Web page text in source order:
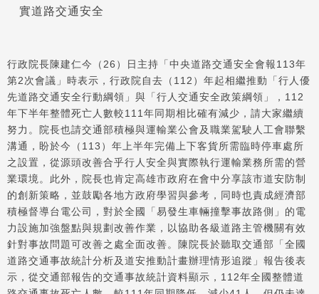
實道路交通安全
行政院長陳建仁今（26）日主持「中央道路交通安全會報113年
第2次會議」時表示，行政院自去（112）年起相繼推動「行人優
先道路交通安全行動綱領」與「行人交通安全政策綱領」，112
年下半年整體死亡人數較111年同期相比確有減少，請大家繼續
努力。院長也請交通部積極與運輸業公會及職業駕駛人工會聯繫
溝通，盼於今（113）年上半年完備上下客貨所需臨時停車處所
之設置，從源頭改善合乎行人安全與實際執行運輸業務所需的營
業環境。此外，院長也肯定高雄市政府在會中分享該市道安防制
的創新策略，並鼓勵各地方政府學習與參考，同時也責成經濟部
積極督導台電公司，對於全國「易發生車輛撞擊事故路側」的電
力設施加強盤點與規劃改善作業，以協助各級道路主管機關有效
針對事故問題可改善之處全面改善。陳院長於聽取交通部「全國
道路交通事故統計分析及道安推動計畫辦理情形追蹤」報告後表
示，從交通部報告的交通事故統計資料顯示，112年全國整體道